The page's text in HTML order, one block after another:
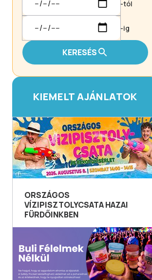
-tól
-ig
KERESÉS
KIEMELT AJÁNLATOK
ORSZÁGOS
VÍZIPISZTOLYCSATA HAZAI
FÜRDŐINKBEN